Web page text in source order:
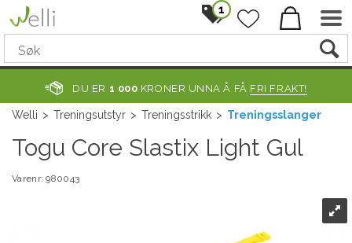
1
DU ER 1 000 KRONER UNNA Å FÅ FRI FRAKT!
Welli>Treningsutstyr>Treningsstrikk>Treningsslanger
Togu Core Slastix Light Gul
Varenr:980043